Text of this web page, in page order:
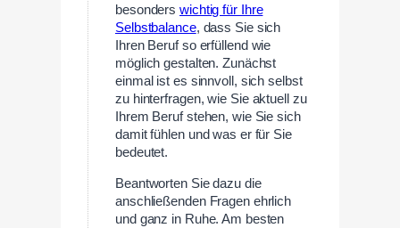
besonderswichtig für Ihre
Selbstbalance, dass Sie sich
Ihren Beruf so erfüllend wie
möglich gestalten. Zunächst
einmal ist es sinnvoll, sich selbst
zu hinterfragen, wie Sie aktuell zu
Ihrem Beruf stehen, wie Sie sich
damit fühlen und was er für Sie
bedeutet.
Beantworten Sie dazu die
anschließenden Fragen ehrlich
und ganz in Ruhe. Am besten